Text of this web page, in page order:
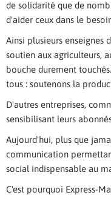
de solidarité que de
d'aider ceux dans le
Ainsi plusieurs enseignes
soutien aux agriculteurs,
bouche durement
tous : soutenons la
D'autres entreprises,
sensibilisant leurs
Aujourd'hui, plus que
communication
social indispensable au
C'est pourquoi Express-